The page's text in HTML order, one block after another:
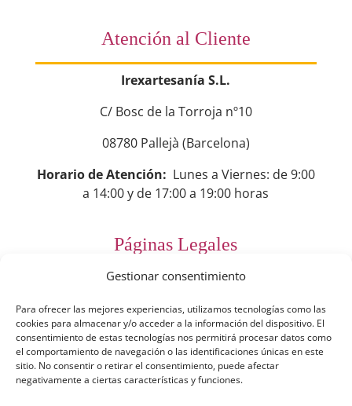
Gestionar consentimiento
Para ofrecer las mejores experiencias, utilizamos tecnologías como las
cookies para almacenar y/o acceder a la información del dispositivo. El
consentimiento de estas tecnologías nos permitirá procesar datos como
el comportamiento de navegación o las identificaciones únicas en este
sitio. No consentir o retirar el consentimiento, puede afectar
negativamente a ciertas características y funciones.
Atención al Cliente
Irexartesanía S.L.
C/ Bosc de la Torroja nº10
08780 Pallejà (Barcelona)
Horario de Atención: Lunes a Viernes: de 9:00
a 14:00 y de 17:00 a 19:00 horas
Páginas Legales
Preguntas Frecuentes
Aviso Legal
Política de Privacidad
Política de Cookies